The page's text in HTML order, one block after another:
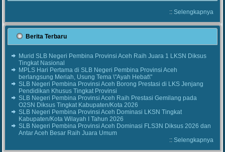
:: Selengkapnya
Berita Terbaru
Murid SLB Negeri Pembina Provinsi Aceh Raih Juara 1 LKSN Diksus
Tingkat Nasional
MPLS Hari Pertama di SLB Negeri Pembina Provinsi Aceh
berlangsung Meriah, Usung Tema \"Ayah Hebat\"
SLB Negeri Pembina Provinsi Aceh Borong Prestasi di LKS Jenjang
Pendidikan Khusus Tingkat Provinsi
SLB Negeri Pembina Provinsi Aceh Raih Prestasi Gemilang pada
O2SN Diksus Tingkat Kabupaten/Kota 2026
SLB Negeri Pembina Provinsi Aceh Dominasi LKSN Tingkat
Kabupaten/Kota Wilayah I Tahun 2026
SLB Negeri Pembina Provinsi Aceh Dominasi FLS3N Diksus 2026 dan
Antar Aceh Besar Raih Juara Umum
:: Selengkapnya